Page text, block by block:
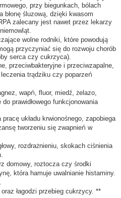
przy biegunkach, bólach
błonę śluzową, dzięki kwasom
zalecany jest nawet przez lekarzy
wolne rodniki, które powodują
przyczyniać się do rozwoju chorób
serca czy cukrzyca).
przeciwbakteryjne i przeciwzapalne,
trądziku czy poparzeń
wapń, fluor, miedź, żelazo,
prawidłowego funkcjonowania
układu krwionośnego, zapobiega
tworzeniu się zwapnień w
rozdrażnieniu, skokach ciśnienia
domowy, roztocza czy środki
która hamuje uwalnianie histaminy.
łagodzi przebieg cukrzycy. **